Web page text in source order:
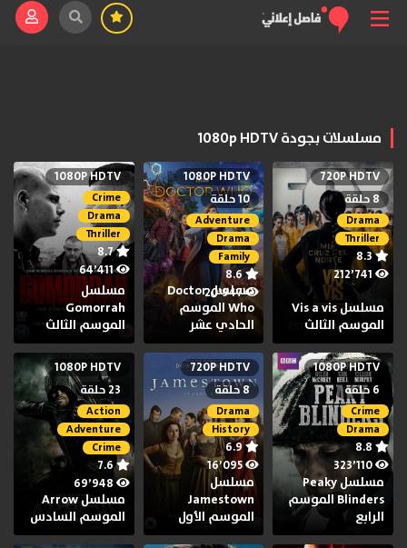
مسلسلات بجودة 1080p HDTV
720P HDTV
8 حلقة
Drama
Thriller
8.3
مسلسل Vis a vis
الموسم الثالث
1080P HDTV
10 حلقة
Adventure
Drama
Family
8.6
20٬947
مسلسل Doctor
Who الموسم
الحادي عشر
1080P HDTV
Crime
Drama
Thriller
8.7
64٬411
مسلسل
Gomorrah
الموسم الثالث
1080P HDTV
6 حلقة
Crime
Drama
مسلسل Peaky
Blinders الموسم
الرابع
720P HDTV
8 حلقة
Drama
History
6.9
16٬095
مسلسل
Jamestown
الموسم الأول
1080P HDTV
23 حلقة
Action
Adventure
Crime
7.6
69٬948
مسلسل Arrow
الموسم السادس